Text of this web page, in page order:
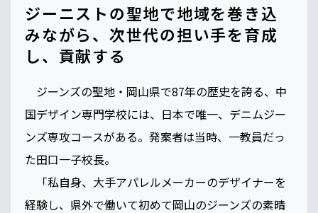
ジーニストの聖地で地域を巻き込
みながら、次世代の担い手を育成
し、貢献する
ジーンズの聖地・岡山県で87年の歴史を誇る、中
国デザイン専門学校には、日本で唯一、デニムジー
ンズ専攻コースがある。発案者は当時、一教員だっ
た田口一子校長。
「私自身、大手アパレルメーカーのデザイナーを
経験し、県外で働いて初めて岡山のジーンズの素晴